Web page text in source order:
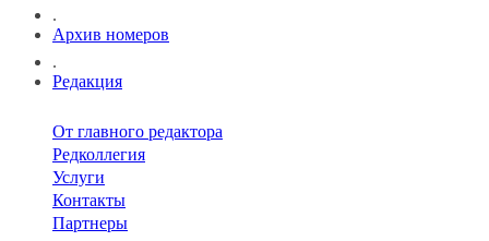
.
Архив номеров
.
Редакция
От главного редактора
Редколлегия
Услуги
Контакты
Партнеры